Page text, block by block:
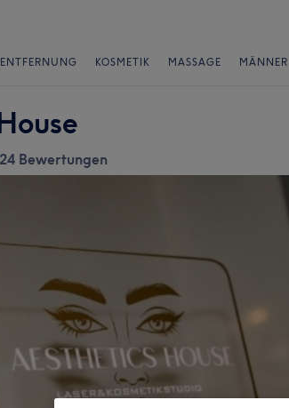
KOSMETIK MASSAGE MÄNNER
24 Bewertungen